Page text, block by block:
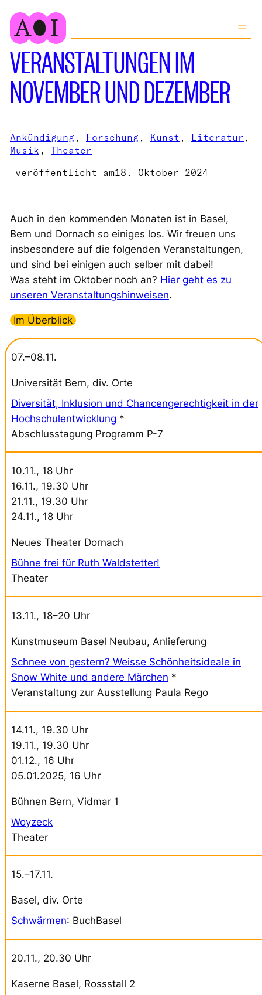
Zum
Inhalt
springen
VERANSTALTUNGEN IM
NOVEMBER UND DEZEMBER
Ankündigung , Forschung , Kunst , Literatur
Musik , Theater
veröffentlicht am18. Oktober 2024
Auch in den kommenden Monaten ist in Basel,
Bern und Dornach so einiges los. Wir freuen uns
insbesondere auf die folgenden Veranstaltungen,
und sind bei einigen auch selber mit dabei!
Was steht im Oktober noch an? Hier geht es zu
unseren Veranstaltungshinweisen.
Im Überblick
07.–08.11.
Universität Bern, div. Orte
Diversität, Inklusion und Chancengerechtigkeit in der
Hochschulentwicklung *
Abschlusstagung Programm P-7
10.11., 18 Uhr
16.11., 19.30 Uhr
21.11., 19.30 Uhr
24.11., 18 Uhr
Neues Theater Dornach
Bühne frei für Ruth Waldstetter!
Theater
13.11., 18–20 Uhr
Kunstmuseum Basel Neubau, Anlieferung
Schnee von gestern? Weisse Schönheitsideale in
Snow White und andere Märchen *
Veranstaltung zur Ausstellung Paula Rego
14.11., 19.30 Uhr
19.11., 19.30 Uhr
01.12., 16 Uhr
05.01.2025, 16 Uhr
Bühnen Bern, Vidmar 1
Woyzeck
Theater
15.–17.11.
Basel, div. Orte
Schwärmen: BuchBasel
20.11., 20.30 Uhr
Kaserne Basel, Rossstall 2